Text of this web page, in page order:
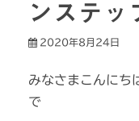
ンステッ
2020年8月24日
みなさまこんに
で